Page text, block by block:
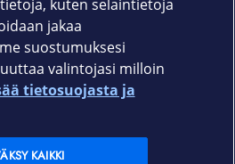
kuten selaintietoja
jakaa
suostumuksesi
valintojasi milloin
tietosuojasta ja
KAIKKI